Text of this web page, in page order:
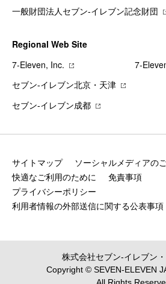
一般財団法人セブン-イレブン記念財団
Regional Web Site
7‐Eleven, Inc.
セブン‐イレブン北京・天津
セブン‐イレブン成都
サイトマップ
ソーシャルメディアの
快適なご利用のために
免責事項
プライバシーポリシー
利用者情報の外部送信に関する公表事項
株式会社セブン‐イレブン
Copyright © SEVEN-ELEVEN